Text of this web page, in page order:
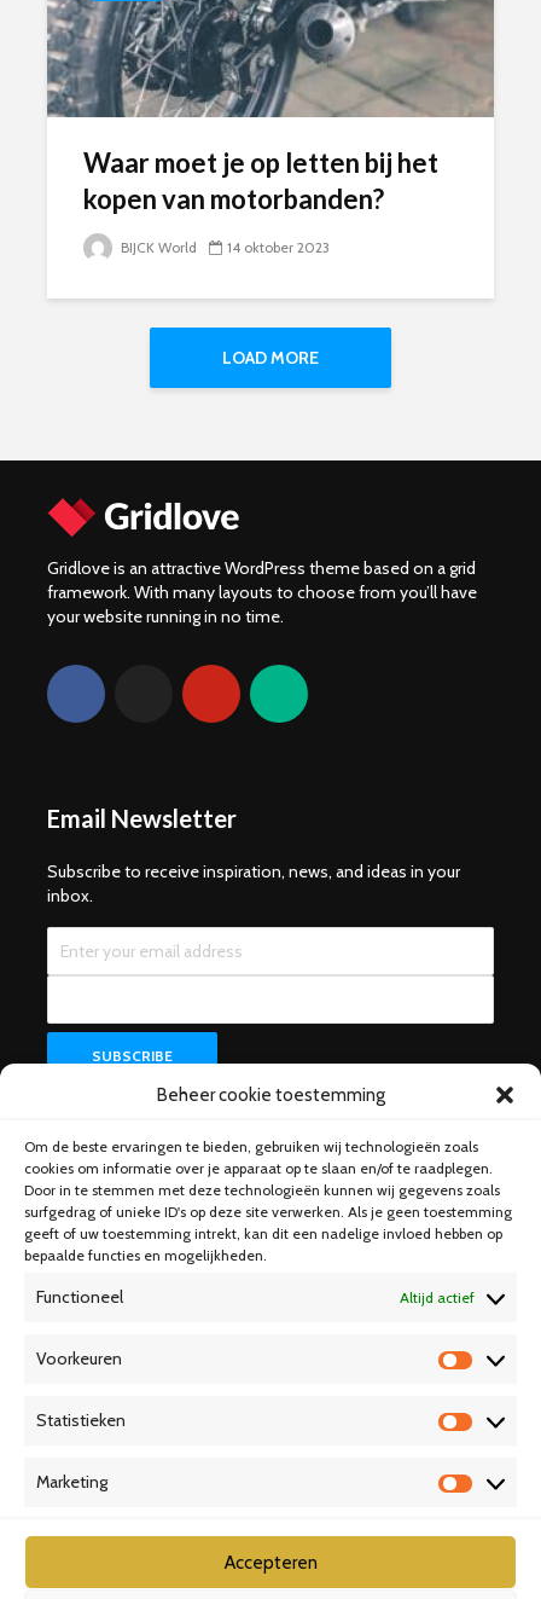
Waar moet je op letten bij het
kopen van motorbanden?
BIJCK World 14 oktober 2023
LOAD MORE
Gridlove is an attractive WordPress theme based on a grid
framework. With many layouts to choose from you’ll have
your website running in no time.
Email Newsletter
Subscribe to receive inspiration, news, and ideas in your
inbox.
Help & Support
Beheer cookie toestemming
Om de beste ervaringen te bieden, gebruiken wij technologieën zoals
cookies om informatie over je apparaat op te slaan en/of te raadplegen.
Door in te stemmen met deze technologieën kunnen wij gegevens zoals
surfgedrag of unieke ID's op deze site verwerken. Als je geen toestemming
geeft of uw toestemming intrekt, kan dit een nadelige invloed hebben op
bepaalde functies en mogelijkheden.
Functioneel Altijd actief
Voorkeuren
Statistieken
Marketing
Accepteren